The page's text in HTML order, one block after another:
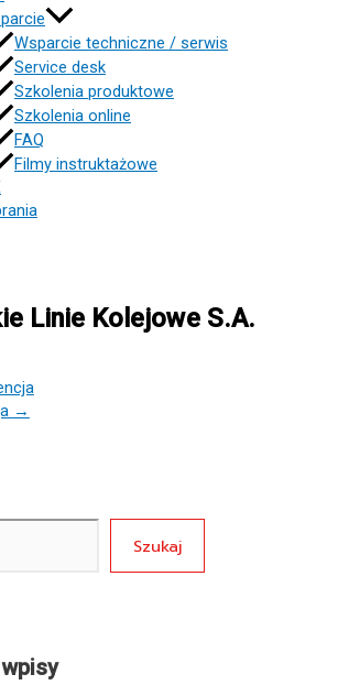
Wsparcie techniczne / serwis
Service desk
Szkolenia produktowe
Szkolenia online
FAQ
Filmy instruktażowe
Linie Kolejowe S.A.
→
Szukaj